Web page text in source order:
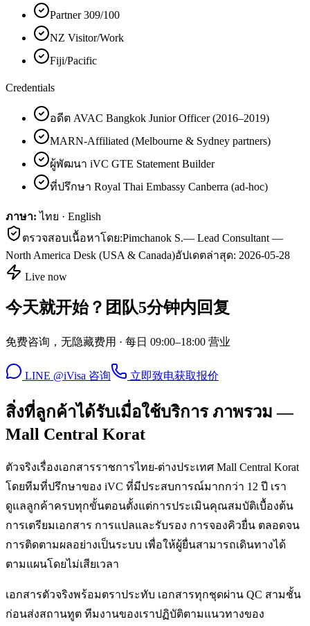
Partner 309/100
NZ Visitor/Work
Fiji/Pacific
Credentials
อดีต AVAC Bangkok Junior Officer (2016–2019)
MARN-Affiliated (Melbourne & Sydney partners)
ผู้พัฒนา iVC GTE Statement Builder
ที่ปรึกษา Royal Thai Embassy Canberra (ad-hoc)
ภาษา: ไทย · English
ตรวจสอบเนื้อหาโดย:Pimchanok S.— Lead Consultant —
North America Desk (USA & Canada)อัปเดตล่าสุด: 2026-05-28
Live now
今天就开始？团队5分钟内回复
免费咨询，无隐藏费用 · 每日 09:00–18:00 营业
LINE @iVisa 咨询 立即致电获取报价
สิ่งที่ลูกค้าได้รับเมื่อใช้บริการ ภาพรวม —
Mall Central Korat
ตัวจริงเรื่องเอกสารราชการไทย-ต่างประเทศ Mall Central Korat
โดยทีมที่ปรึกษาของ iVC ที่มีประสบการณ์มากกว่า 12 ปี เรา
ดูแลลูกค้าครบทุกขั้นตอนตั้งแต่การประเมินคุณสมบัติเบื้องต้น
การเตรียมเอกสาร การแปลและรับรอง การจองคิวยื่น ตลอดจน
การติดตามผลอย่างเป็นระบบ เพื่อให้ผู้ยื่นสามารถเดินทางได้
ตามแผนโดยไม่เสียเวลา
เอกสารตัวจริงพร้อมตราประทับ เอกสารทุกชุดผ่าน QC สามชั้น
ก่อนส่งสถานทูต ทีมงานของเราปฏิบัติตามแนวทางของ